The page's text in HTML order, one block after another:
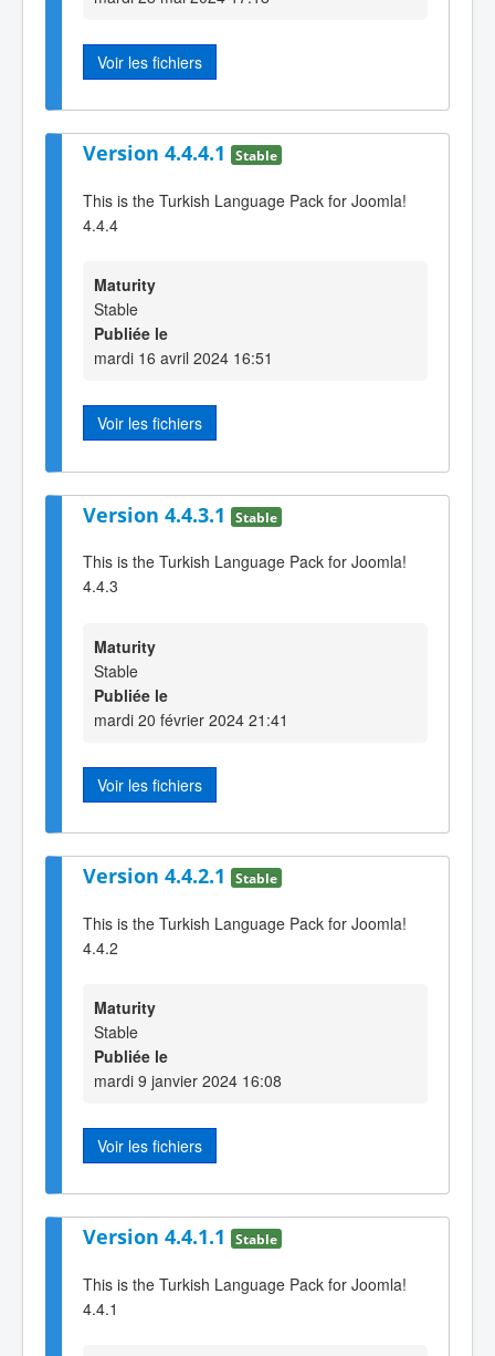
Voir les fichiers
Version 4.4.4.1 Stable
This is the Turkish Language Pack for Joomla!
4.4.4
Maturity
Stable
Publiée le
mardi 16 avril 2024 16:51
Voir les fichiers
Version 4.4.3.1 Stable
This is the Turkish Language Pack for Joomla!
4.4.3
Maturity
Stable
Publiée le
mardi 20 février 2024 21:41
Voir les fichiers
Version 4.4.2.1 Stable
This is the Turkish Language Pack for Joomla!
4.4.2
Maturity
Stable
Publiée le
mardi 9 janvier 2024 16:08
Voir les fichiers
Version 4.4.1.1 Stable
This is the Turkish Language Pack for Joomla!
4.4.1